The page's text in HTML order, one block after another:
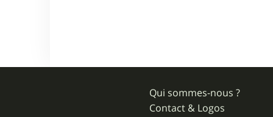
Qui sommes-nous ?
Contact & Logos